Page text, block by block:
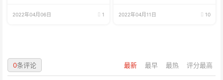
2022年04月06日 1 2022年04月11日 10
最新 最早 最热 评分最高
0条评论